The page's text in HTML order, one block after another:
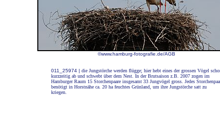
©www.hamburg-fotografie.de/AGB
011_25974 | die Jungstörche werden flügge; hier hebt eines der grossen Vögel
kurzzeitig ab und schwebt über dem Nest. In der Brutsaison z.B. 2007 zogen im
Hamburger Raum 15 Storchenpaare insgesamt 33 Jungvögel gross. Jedes
benötigt in Horstnähe ca. 20 ha feuchtes Grünland, um ihre Jungstörche satt zu
kriegen.